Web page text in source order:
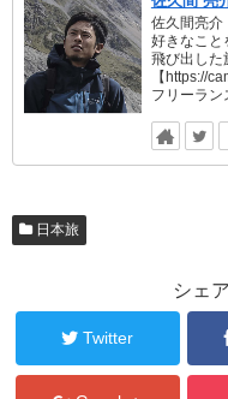
佐久間亮介
好きなこと
飛び出した
【https://
フリーラン
日本旅
シェ
Twitter